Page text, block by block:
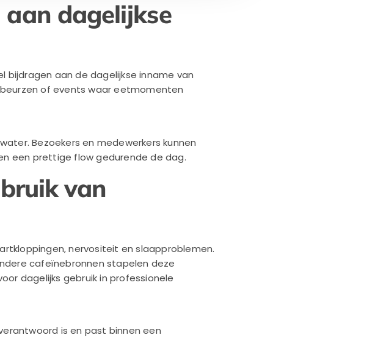
dagelijkse
aan de dagelijkse inname van
of events waar eetmomenten
Bezoekers en medewerkers kunnen
een prettige flow gedurende de dag.
van
nervositeit en slaapproblemen.
cafeïnebronnen stapelen deze
dagelijks gebruik in professionele
is en past binnen een